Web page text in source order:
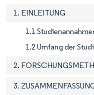
1. EINLEITUNG
1.1
1.2 Umfang der
2.
3.